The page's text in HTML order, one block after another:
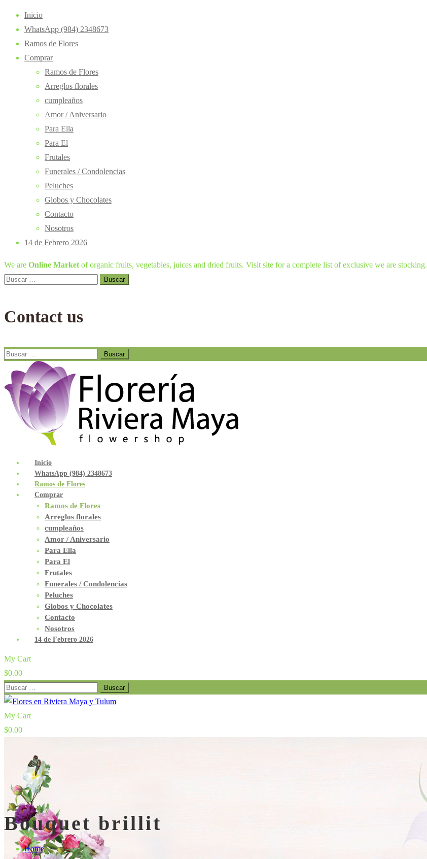
Inicio
WhatsApp (984) 2348673
Ramos de Flores
Comprar
Ramos de Flores
Arreglos florales
cumpleaños
Amor / Aniversario
Para Ella
Para El
Frutales
Funerales / Condolencias
Peluches
Globos y Chocolates
Contacto
Nosotros
14 de Febrero 2026
We are Online Market of organic fruits, vegetables, juices and dried fruits. Visit site for a complete list of exclusive we are stocking.
Buscar:
Contact us
Buscar:
Inicio
WhatsApp (984) 2348673
Ramos de Flores
Comprar
Ramos de Flores
Arreglos florales
cumpleaños
Amor / Aniversario
Para Ella
Para El
Frutales
Funerales / Condolencias
Peluches
Globos y Chocolates
Contacto
Nosotros
14 de Febrero 2026
My Cart
$0.00
Buscar:
My Cart
$0.00
Bouquet brillit
Home